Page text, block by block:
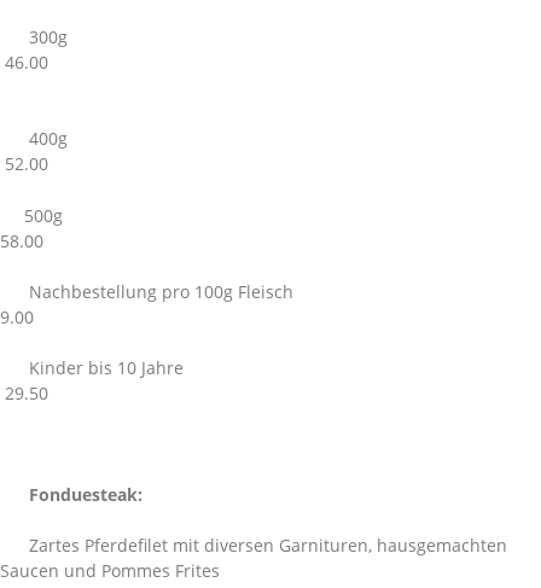
300g
46.00
400g
52.00
500g
58.00
Nachbestellung pro 100g Fleisch
9.00
Kinder bis 10 Jahre
29.50
Fonduesteak:
Zartes Pferdefilet mit diversen Garnituren, hausgemachten
Saucen und Pommes Frites